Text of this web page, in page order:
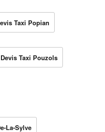
Taxi Popian
Devis Taxi Pouzols
La-Sylve